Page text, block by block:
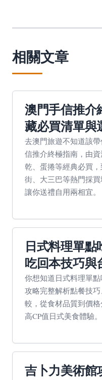
相關文章
澳門手信推介
藏必買清單與
去澳門旅遊不知道該
信推介終極指南，由
乾、蛋捲等經典必買
街、大三巴等熱門採
讓你送禮自用兩相宜。
日式料理單點
吃回本技巧與
你想知道日式料理單
攻略完整解析點餐技
較，從食材品質到價
高CP值日式美食體驗。
吉卜力美術館